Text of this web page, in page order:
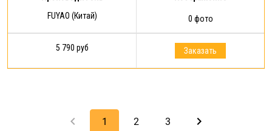
FUYAO (Китай)
0 фото
5 790 руб Заказать
keyboard_arrow_left 1 2 3 keyboard_arrow_right